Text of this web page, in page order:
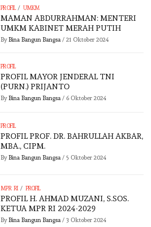
PROFIL / UMKM
MAMAN ABDURRAHMAN: MENTERI
UMKM KABINET MERAH PUTIH
By Bina Bangun Bangsa/ 21 Oktober 2024
PROFIL
PROFIL MAYOR JENDERAL TNI
(PURN.) PRIJANTO
By Bina Bangun Bangsa/ 6 Oktober 2024
PROFIL
PROFIL PROF. DR. BAHRULLAH AKBAR,
MBA., CIPM.
By Bina Bangun Bangsa/ 5 Oktober 2024
MPR RI / PROFIL
PROFIL H. AHMAD MUZANI, S.SOS.
KETUA MPR RI 2024-2029
By Bina Bangun Bangsa/ 3 Oktober 2024